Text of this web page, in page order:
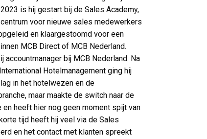
is hij gestart bij de Sales Academy,
voor nieuwe sales medewerkers
en klaargestoomd voor een
MCB Direct of MCB Nederland.
accountmanager bij MCB Nederland. Na
Hotelmanagement ging hij
in het hotelwezen en de
maar maakte de switch naar de
en heeft hier nog geen moment spijt van
tijd heeft hij veel via de Sales
en het contact met klanten spreekt